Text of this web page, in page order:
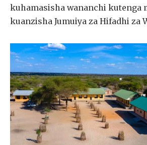
kuhamasisha wananchi kutenga
kuanzisha Jumuiya za Hifadhi za